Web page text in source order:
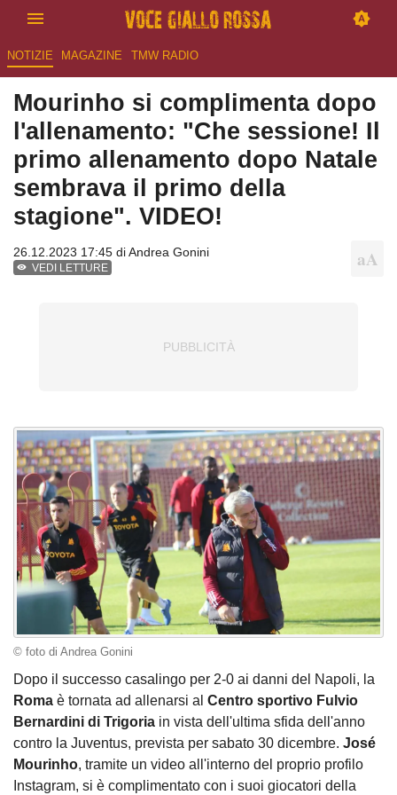
NOTIZIE MAGAZINE TMW RADIO
Mourinho si complimenta dopo
l'allenamento: "Che sessione! Il
primo allenamento dopo Natale
sembrava il primo della
stagione". VIDEO!
26.12.2023 17:45 diAndrea Gonini
VEDI LETTURE
© foto di Andrea Gonini
Dopo il successo casalingo per 2-0 ai danni del Napoli, la
Roma è tornata ad allenarsi al Centro sportivo Fulvio
Bernardini di Trigoria in vista dell'ultima sfida dell'anno
contro la Juventus, prevista per sabato 30 dicembre. José
Mourinho, tramite un video all'interno del proprio profilo
Instagram, si è complimentato con i suoi giocatori della